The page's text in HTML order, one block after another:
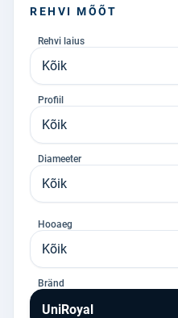
REHVI MÕÕT
Rehvi laius
Kõik
Profiil
Kõik
Diameeter
Kõik
Hooaeg
Kõik
Bränd
UniRoyal